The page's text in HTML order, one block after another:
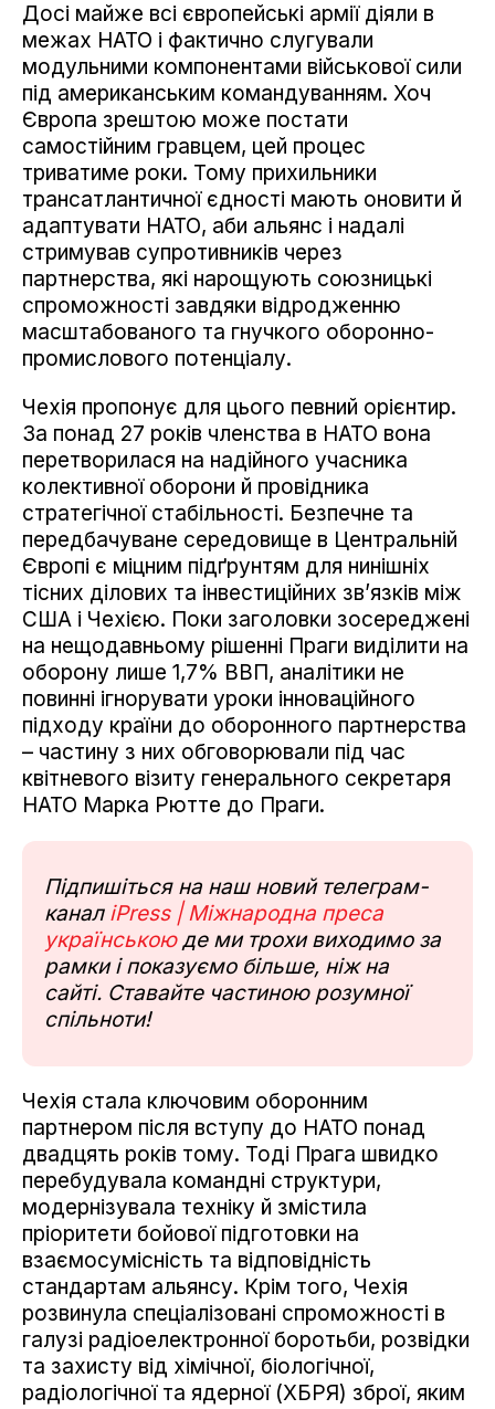
Досі майже всі європейські армії діяли в
межах НАТО і фактично слугували
модульними компонентами військової сили
під американським командуванням. Хоч
Європа зрештою може постати
самостійним гравцем, цей процес
триватиме роки. Тому прихильники
трансатлантичної єдності мають оновити й
адаптувати НАТО, аби альянс і надалі
стримував супротивників через
партнерства, які нарощують союзницькі
спроможності завдяки відродженню
масштабованого та гнучкого оборонно-
промислового потенціалу.
Чехія пропонує для цього певний орієнтир.
За понад 27 років членства в НАТО вона
перетворилася на надійного учасника
колективної оборони й провідника
стратегічної стабільності. Безпечне та
передбачуване середовище в Центральній
Європі є міцним підґрунтям для нинішніх
тісних ділових та інвестиційних зв’язків між
США і Чехією. Поки заголовки зосереджені
на нещодавньому рішенні Праги виділити на
оборону лише 1,7% ВВП, аналітики не
повинні ігнорувати уроки інноваційного
підходу країни до оборонного партнерства
– частину з них обговорювали під час
квітневого візиту генерального секретаря
НАТО Марка Рютте до Праги.
Підпишіться на наш новий телеграм-
канал iPress | Міжнародна преса
українськоюде ми трохи виходимо за
рамки і показуємо більше, ніж на
сайті. Ставайте частиною розумної
спільноти!
Чехія стала ключовим оборонним
партнером після вступу до НАТО понад
двадцять років тому. Тоді Прага швидко
перебудувала командні структури,
модернізувала техніку й змістила
пріоритети бойової підготовки на
взаємосумісність та відповідність
стандартам альянсу. Крім того, Чехія
розвинула спеціалізовані спроможності в
галузі радіоелектронної боротьби, розвідки
та захисту від хімічної, біологічної,
радіологічної та ядерної (ХБРЯ) зброї, яким